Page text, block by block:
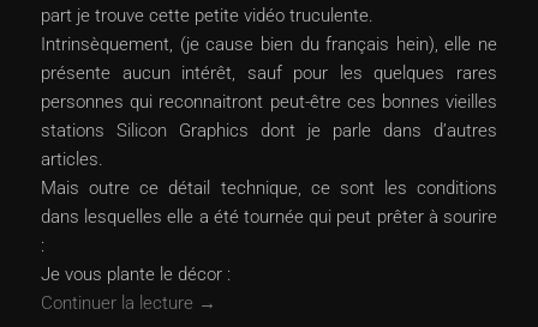
part je trouve cette petite vidéo truculente.
Intrinsèquement, (je cause bien du français hein), elle ne
présente aucun intérêt, sauf pour les quelques rares
personnes qui reconnaitront peut-être ces bonnes vieilles
stations Silicon Graphics dont je parle dans d’autres
articles.
Mais outre ce détail technique, ce sont les conditions
dans lesquelles elle a été tournée qui peut prêter à sourire
:
Je vous plante le décor :
Continuer la lecture →